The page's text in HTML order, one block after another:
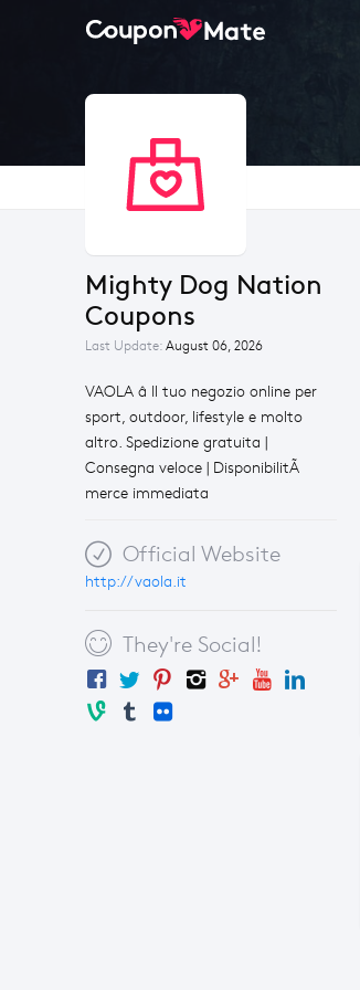
Mighty Dog Nation
Coupons
Last Update: August 06, 2026
VAOLA â Il tuo negozio online per
sport, outdoor, lifestyle e molto
altro. Spedizione gratuita |
Consegna veloce | DisponibilitÃ
merce immediata
Official Website
http://vaola.it
They're Social!